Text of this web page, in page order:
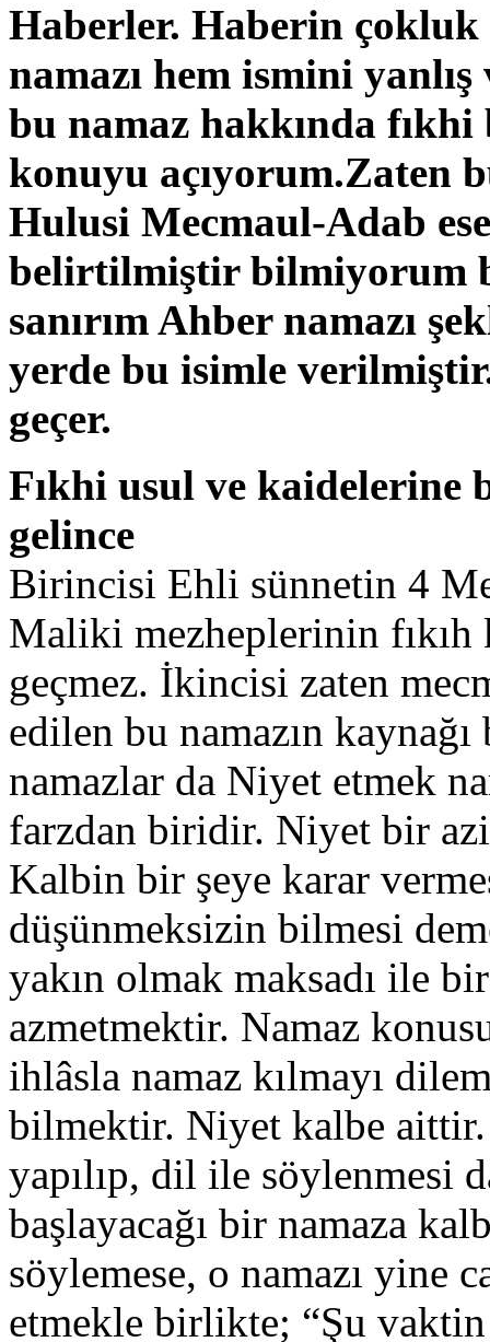
Haberler. Haberin çokluk
namazı hem ismini
bu namaz hakkında
konuyu açıyorum.Zaten
Hulusi Mecmaul-Adab
belirtilmiştir bilmiyorum
sanırım Ahber namazı
yerde bu isimle
geçer.
Fıkhi usul ve kaidelerine
gelince
Birincisi Ehli sünnetin 4
Maliki mezheplerinin fıkıh
geçmez. İkincisi zaten
edilen bu namazın
namazlar da Niyet etmek
farzdan biridir. Niyet bir
Kalbin bir şeye karar
düşünmeksizin bilmesi
yakın olmak maksadı ile
azmetmektir. Namaz
ihlâsla namaz kılmayı
bilmektir. Niyet kalbe
yapılıp, dil ile söylenmesi
başlayacağı bir namaza
söylemese, o namazı yine
etmekle birlikte; “Şu vaktin